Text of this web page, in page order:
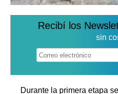
Recibí los
sin
Durante la primera etapa